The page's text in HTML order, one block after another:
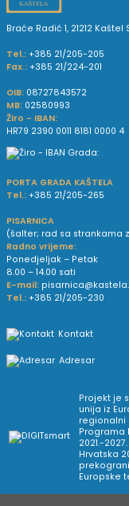
Braće Radić 1, 21212 Kaštel
Tel.: +385 21/205-205
Fax.: +385 21/224-201
OIB: 08727843572
MB: 02580993
Žiro - IBAN:
HR79 2390 0011 8181 0000 4
PORTA GRADA KAŠTELA
Tel.: +385 21/205-265
PISARNICA
(šalter; rad sa strankama
Radno vrijeme:
Ponedjeljak – Petak
8.00 – 14.00 sati
E-mail:
Tel.: +385 21/205-230
Kontakt
Adresar
Projekt je
unija iz
regionalni
Programa
2021.-
Hrvatska
Europske